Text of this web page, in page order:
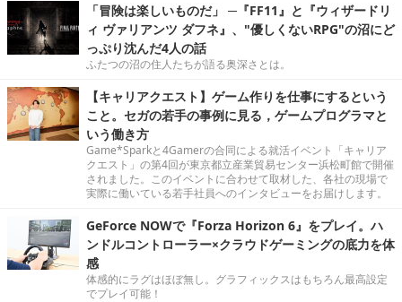
「冒険は楽しいものだ」 ─『FF11』と『ウィザードリ
ィ ヴァリアンツ ダフネ』、"優しくないRPG"の沼にど
っぷり沈んだ4人の話
ふたつの沼の住人たちが語る奥深さとは。
【キャリアクエスト】ゲーム作りを仕事にするという
こと。セガの若手の事例に見る，ゲームプログラマと
いう働き方
Game*Sparkと4Gamerの合同による就活イベント「キャリア
クエスト」の第4回が東京都立産業貿易センター浜松町館で開催
されました。このイベントに合わせて取材した、各社の現場で
実際に働いている若手社員へのインタビューをお届けします。
GeForce NOWで『Forza Horizon 6』をプレイ。ハ
ンドルコントローラー×クラウドゲーミングの底力を体
感
体感的にラグはほぼ無し。グラフィックスはもちろん最高設定
でプレイ可能！